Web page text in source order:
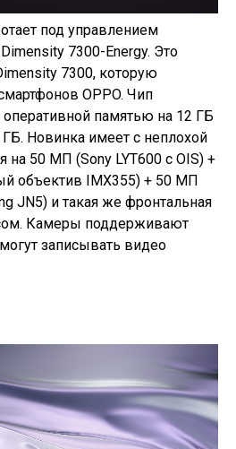
под управлением
7300-Energy. Это
7300, которую
OPPO. Чип
оперативной памятью на 12 ГБ
Новинка имеет с неплохой
на 50 МП (Sony LYT600 с OIS) +
объектив IMX355) + 50 МП
JN5) и такая же фронтальная
Камеры поддерживают
записывать видео